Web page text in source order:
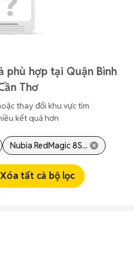
phù hợp tại Quận Bình
Thơ
thay đổi khu vực tìm
kết quả hơn
Nubia RedMagic 8S...
Xóa tất cả bộ lọc